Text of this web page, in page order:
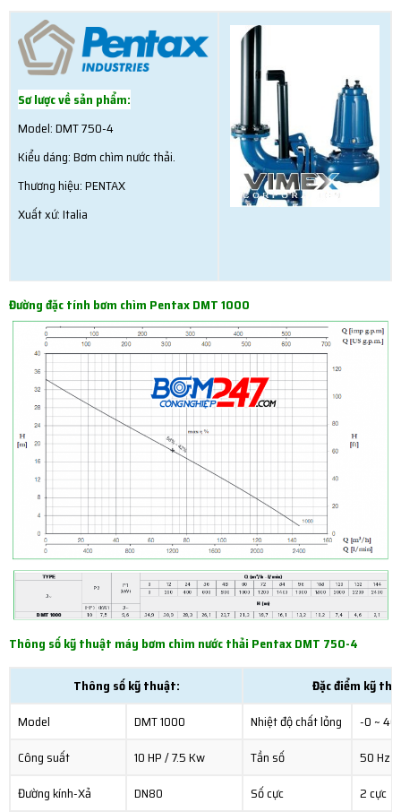
Sơ lược về sản phẩm:
Model: DMT 750-4
Kiểu dáng: Bơm chìm nước thải.
Thương hiệu: PENTAX
Xuất xứ: Italia
Đường đặc tính bơm chìm Pentax DMT 1000
Thông số kỹ thuật máy bơm chìm nước thải Pentax DMT 750-4
Thông số kỹ thuật:
Đặc điểm kỹ
Model
DMT 1000 Nhiệt độ chất lỏng
-0 ~
Công suất
10 HP / 7.5 Kw Tần số
50 Hz
Đường kính-Xả
DN80 Số cực
2 cực